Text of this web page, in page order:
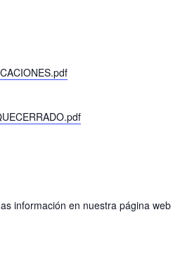
información en nuestra página web